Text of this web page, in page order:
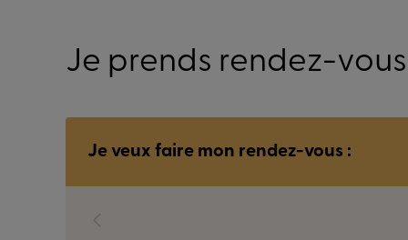
Je prends rendez-vous
Je veux faire mon rendez-vous :